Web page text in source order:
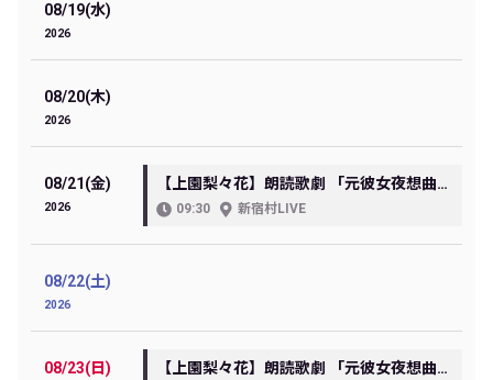
08/19(水)
2026
08/20(木)
2026
08/21(金)
2026
【上園梨々花】朗読歌劇 「元彼女夜想曲（モトカノクターン）」
09:30 新宿村LIVE
08/22(土)
2026
08/23(日) 【上園梨々花】朗読歌劇 「元彼女夜想曲（モトカノクターン）」